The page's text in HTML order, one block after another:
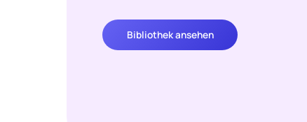
Bibliothek ansehen